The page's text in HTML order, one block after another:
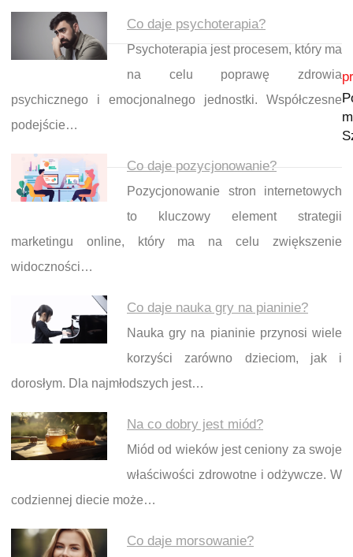
Co daje psychoterapia?
Psychoterapia jest procesem, który ma
na celu poprawę zdrowia
psychicznego i emocjonalnego jednostki. Współczesne
podejście…
Co daje pozycjonowanie?
Pozycjonowanie stron internetowych
to kluczowy element strategii
marketingu online, który ma na celu zwiększenie
widoczności…
Co daje nauka gry na pianinie?
Nauka gry na pianinie przynosi wiele
korzyści zarówno dzieciom, jak i
dorosłym. Dla najmłodszych jest…
Na co dobry jest miód?
Miód od wieków jest ceniony za swoje
właściwości zdrowotne i odżywcze. W
codziennej diecie może…
Co daje morsowanie?
Nawigacja wpisu